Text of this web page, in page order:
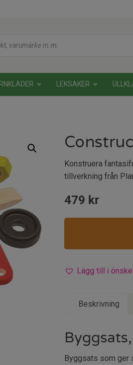
LEKSAKER
Konstruera
tillverkning från
479 kr
Lägg till i
Beskrivning
Byggsats som ger